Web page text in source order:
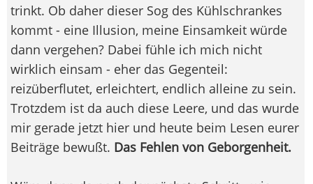
trinkt. Ob daher dieser Sog des Kühlschrankes
kommt - eine Illusion, meine Einsamkeit würde
dann vergehen? Dabei fühle ich mich nicht
wirklich einsam - eher das Gegenteil:
reizüberflutet, erleichtert, endlich alleine zu sein.
Trotzdem ist da auch diese Leere, und das wurde
mir gerade jetzt hier und heute beim Lesen eurer
Beiträge bewußt. Das Fehlen von Geborgenheit.